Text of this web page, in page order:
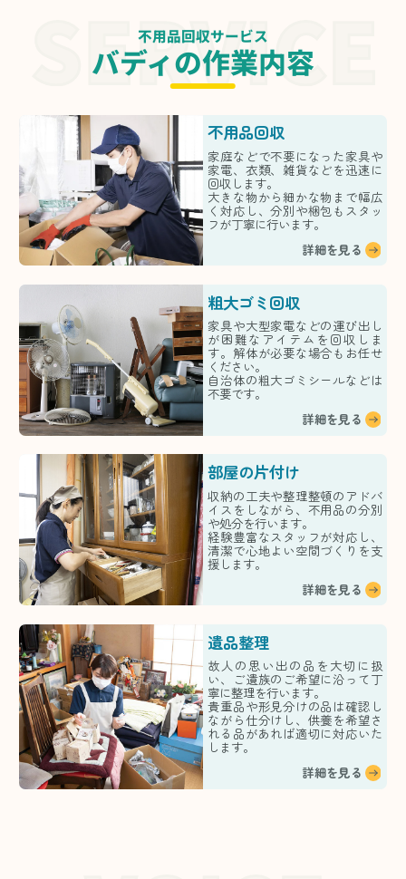
不用品回収サービス
バディの作業内容
不用品回収
家庭などで不要になった家具や
家電、衣類、雑貨などを迅速に
回収します。
大きな物から細かな物まで幅広
く対応し、分別や梱包もスタッ
フが丁寧に行います。
詳細を見る
粗大ゴミ回収
家具や大型家電などの運び出し
が困難なアイテムを回収しま
す。解体が必要な場合もお任せ
ください。
自治体の粗大ゴミシールなどは
不要です。
詳細を見る
部屋の片付け
収納の工夫や整理整頓のアドバ
イスをしながら、不用品の分別
や処分を行います。
経験豊富なスタッフが対応し、
清潔で心地よい空間づくりを支
援します。
詳細を見る
遺品整理
故人の思い出の品を大切に扱
い、ご遺族のご希望に沿って丁
寧に整理を行います。
貴重品や形見分けの品は確認し
ながら仕分けし、供養を希望さ
れる品があれば適切に対応いた
します。
詳細を見る